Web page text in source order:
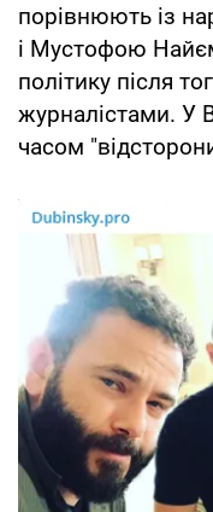
порівнюють із
і Мустофою
політику після
журналістами. У
часом